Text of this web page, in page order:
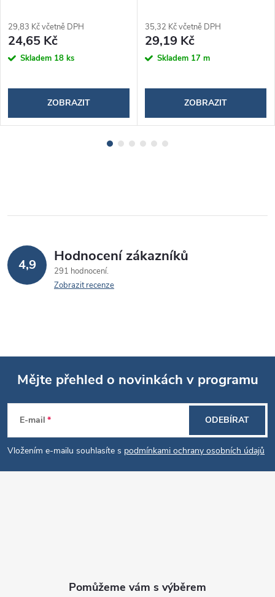
29,83 Kč včetně DPH
24,65 Kč
Skladem 18 ks
ZOBRAZIT
35,32 Kč včetně DPH
29,19 Kč
Skladem 17 m
ZOBRAZIT
4,9 Hodnocení zákazníků
291 hodnocení
Zobrazit recenze
Z
á
p
Mějte přehled o novinkách v programu
E-mail
Vložením e-mailu souhlasíte s podmínkami ochrany osobních údajů
ODEBÍRAT